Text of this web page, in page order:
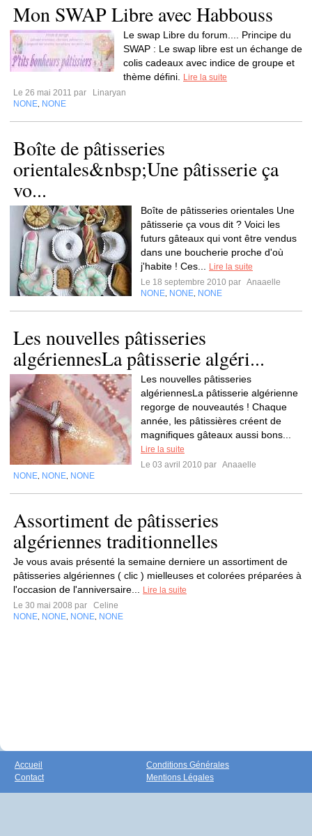
Mon SWAP Libre avec Habbouss
Le swap Libre du forum.... Principe du
SWAP : Le swap libre est un échange de
colis cadeaux avec indice de groupe et
thème défini.
Lire la suite
Le 26 mai 2011 par
Linaryan
NONE NONE
Boîte de pâtisseries
orientales&nbsp;Une pâtisserie ça
vo...
Boîte de pâtisseries orientales Une
pâtisserie ça vous dit ? Voici les
futurs gâteaux qui vont être vendus
dans une boucherie proche d'où
j'habite ! Ces...
Lire la suite
Le 18 septembre 2010 par Anaaelle
NONE NONE NONE
Les nouvelles pâtisseries
algériennesLa pâtisserie algéri...
Les nouvelles pâtisseries
algériennesLa pâtisserie algérienne
regorge de nouveautés ! Chaque
année, les pâtissières créent de
magnifiques gâteaux aussi bons...
Lire la suite
Le 03 avril 2010 par Anaaelle
NONE NONE NONE
Assortiment de pâtisseries
algériennes traditionnelles
Je vous avais présenté la semaine derniere un assortiment de
pâtisseries algériennes ( clic ) mielleuses et colorées préparées à
l'occasion de l'anniversaire...
Lire la suite
Le 30 mai 2008 par
Celine
NONE NONE NONE NONE
Accueil
Contact
Conditions Générales
Mentions Légales